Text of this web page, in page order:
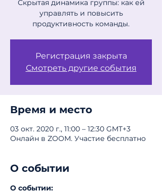
Скрытая динамика группы: как ей
управлять и повысить
продуктивность команды.
Регистрация закрыта
Смотреть другие события
Время и место
03 окт. 2020 г., 11:00 – 12:30 GMT+3
Онлайн в ZOOM. Участие бесплатно
О событии
О событии: